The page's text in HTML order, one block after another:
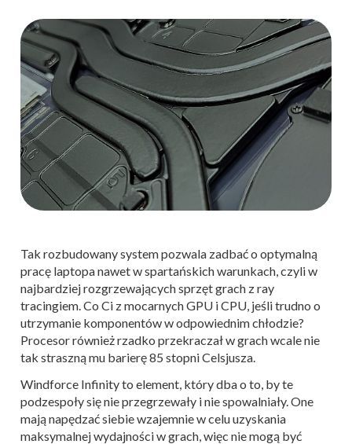
Tak rozbudowany system pozwala zadbać o optymalną
pracę laptopa nawet w spartańskich warunkach, czyli w
najbardziej rozgrzewających sprzęt grach z ray
tracingiem. Co Ci z mocarnych GPU i CPU, jeśli trudno o
utrzymanie komponentów w odpowiednim chłodzie?
Procesor również rzadko przekraczał w grach wcale nie
tak straszną mu barierę 85 stopni Celsjusza.
Windforce Infinity to element, który dba o to, by te
podzespoły się nie przegrzewały i nie spowalniały. One
mają napędzać siebie wzajemnie w celu uzyskania
maksymalnej wydajności w grach, więc nie mogą być